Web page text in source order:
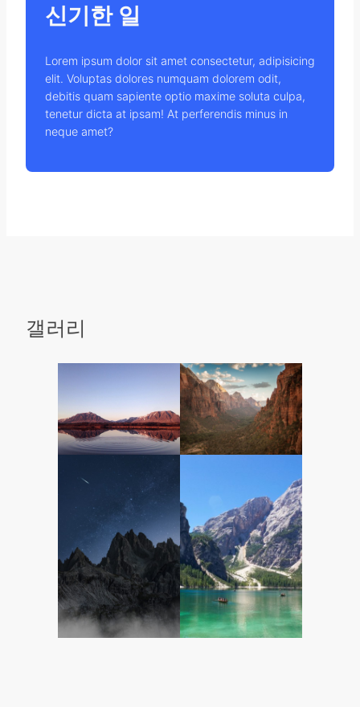
신기한 일
Lorem ipsum dolor sit amet consectetur, adipisicing
elit. Voluptas dolores numquam dolorem odit,
debitis quam sapiente optio maxime soluta culpa,
tenetur dicta at ipsam! At perferendis minus in
neque amet?
갤러리